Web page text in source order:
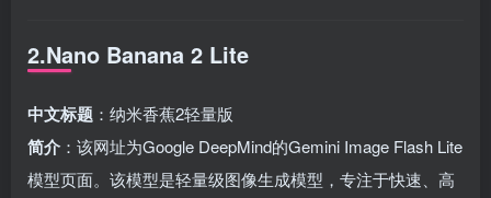
2.Nano Banana 2 Lite
中文标题 ：纳米香蕉2轻量版
简介 ：该网址为Google DeepMind的Gemini Image Flash Lite
模型页面。该模型是轻量级图像生成模型，专注于快速、高